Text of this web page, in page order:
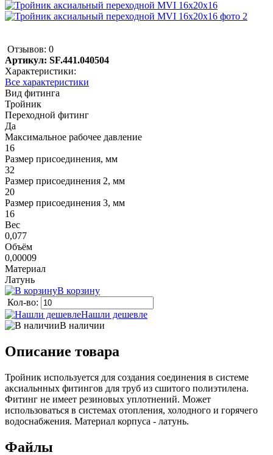
Отзывов: 0
Артикул: SF.441.040504
Характеристики:
Все характеристики
Вид фитинга
Тройник
Переходной фитинг
Да
Максимальное рабочее давление
16
Размер присоединения, мм
32
Размер присоединения 2, мм
20
Размер присоединения 3, мм
16
Вес
0,077
Объём
0,00009
Материал
Латунь
В корзину
Кол-во:
Нашли дешевле
В наличии
Описание товара
Тройник используется для создания соединения в системе
аксиальнных фитингов для труб из сшитого полиэтилена.
Фитинг не имеет резиновых уплотнений. Может
использоваться в системах отопления, холодного и горячего
водоснабжения. Материал корпуса - латунь.
Файлы